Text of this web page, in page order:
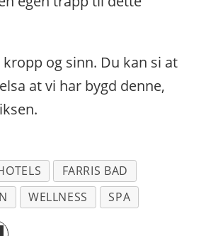
og sinn. Du kan si at
at vi har bygd denne,
FARRIS BAD
WELLNESS SPA